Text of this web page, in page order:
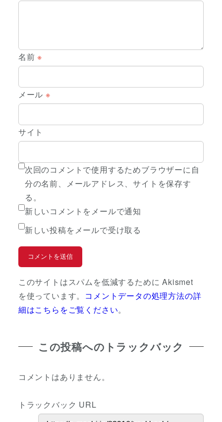
名前※
メール ※
サイト
次回のコメントで使用するためブラウザーに自
分の名前、メールアドレス、サイトを保存す
る。
新しいコメントをメールで通知
新しい投稿をメールで受け取る
このサイトはスパムを低減するために Akismet
を使っています。 コメントデータの処理方法の詳
細はこちらをご覧ください。
この投稿へのトラックバック
コメントはありません。
トラックバック URL